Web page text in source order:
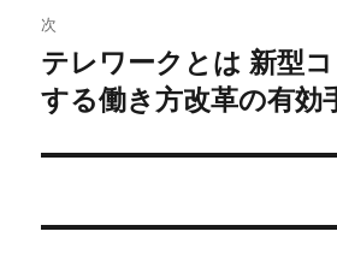
ゲ
ー
シ
ン
稿:
次
次
の
稿:
テレワークとは 新型
する働き方改革の有効